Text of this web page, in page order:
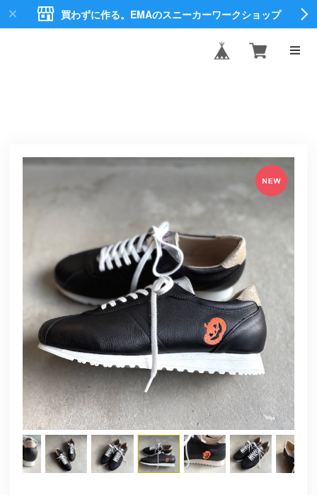
買わずに作る。EMAのスニーカーワークショップ